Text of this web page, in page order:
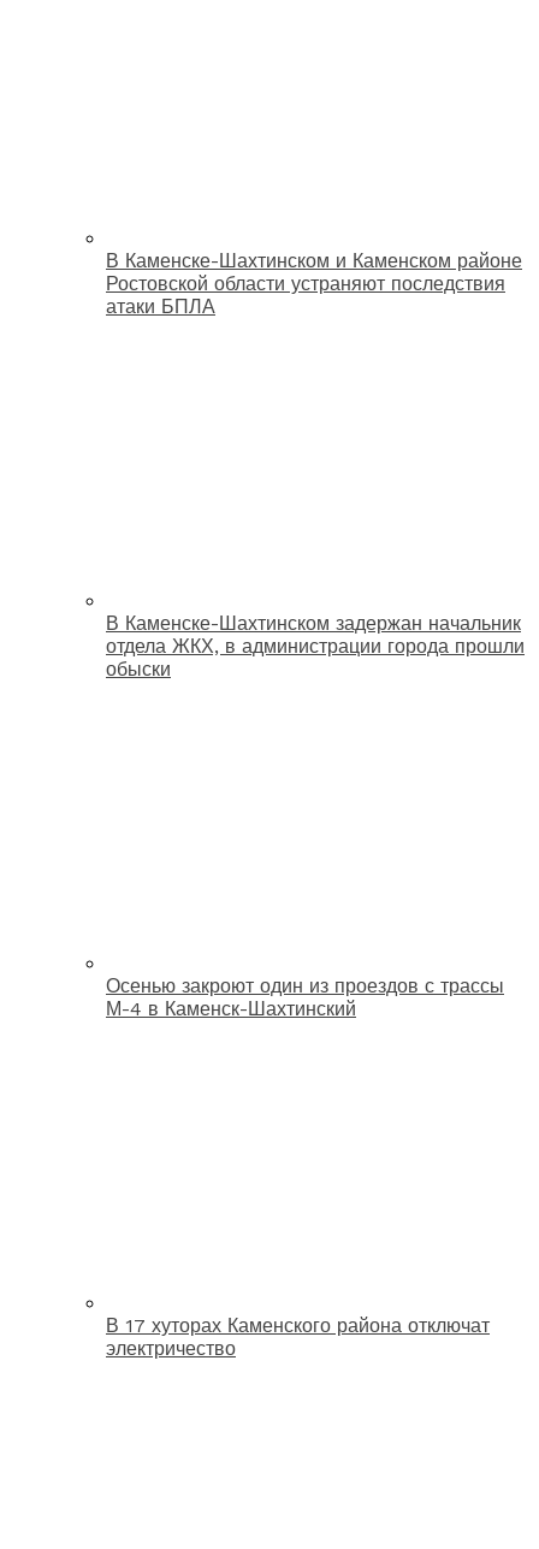
В Каменске-Шахтинском и Каменском районе
Ростовской области устраняют последствия
атаки БПЛА
В Каменске-Шахтинском задержан начальник
отдела ЖКХ, в администрации города прошли
обыски
Осенью закроют один из проездов с трассы
М-4 в Каменск-Шахтинский
В 17 хуторах Каменского района отключат
электричество